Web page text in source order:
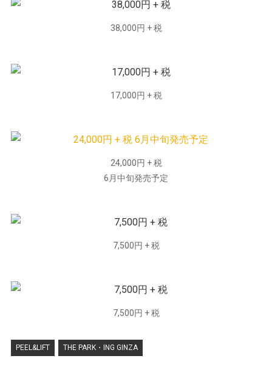
38,000円 + 税
17,000円 + 税
24,000円 + 税
6月中旬発売予定
7,500円 + 税
7,500円 + 税
PEEL&LIFT THE PARK・ING GINZA